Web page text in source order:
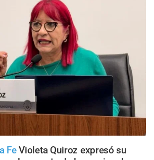
Fe Violeta Quiroz expresó su